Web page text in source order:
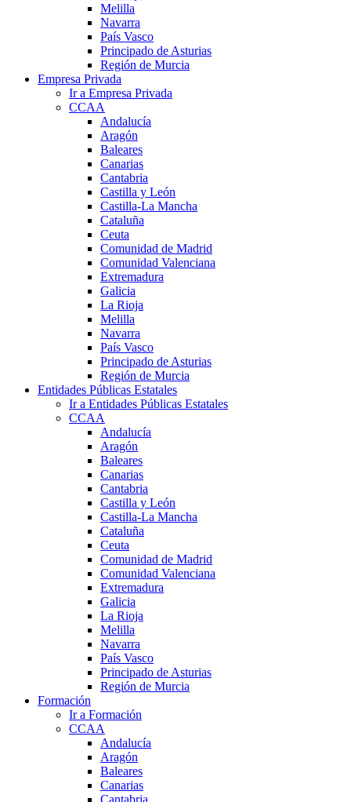
Melilla
Navarra
País Vasco
Principado de Asturias
Región de Murcia
Empresa Privada
Ir a Empresa Privada
CCAA
Andalucía
Aragón
Baleares
Canarias
Cantabria
Castilla y León
Castilla-La Mancha
Cataluña
Ceuta
Comunidad de Madrid
Comunidad Valenciana
Extremadura
Galicia
La Rioja
Melilla
Navarra
País Vasco
Principado de Asturias
Región de Murcia
Entidades Públicas Estatales
Ir a Entidades Públicas Estatales
CCAA
Andalucía
Aragón
Baleares
Canarias
Cantabria
Castilla y León
Castilla-La Mancha
Cataluña
Ceuta
Comunidad de Madrid
Comunidad Valenciana
Extremadura
Galicia
La Rioja
Melilla
Navarra
País Vasco
Principado de Asturias
Región de Murcia
Formación
Ir a Formación
CCAA
Andalucía
Aragón
Baleares
Canarias
Cantabria